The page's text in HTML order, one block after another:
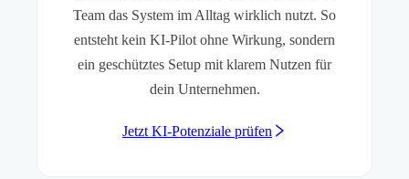
Team das System im Alltag wirklich nutzt. So
entsteht kein KI-Pilot ohne Wirkung, sondern
ein geschütztes Setup mit klarem Nutzen für
dein Unternehmen.
Jetzt KI-Potenziale prüfen